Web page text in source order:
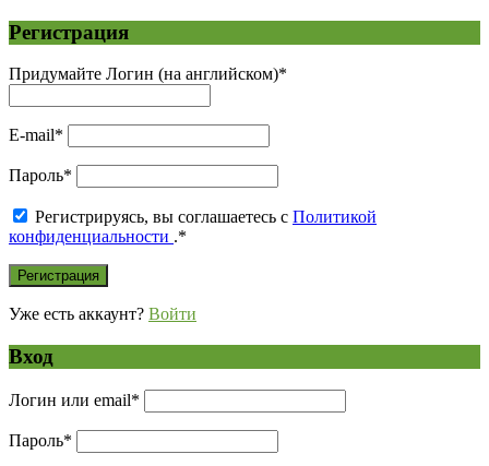
Регистрация
Придумайте Логин (на английском)*
E-mail*
Пароль*
Регистрируясь, вы соглашаетесь с Политикой
конфиденциальности .*
Уже есть аккаунт? Войти
Вход
Логин или email*
Пароль*